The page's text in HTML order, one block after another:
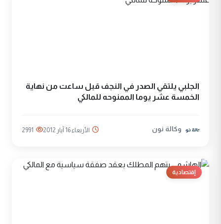
الجلبي يلتقي الصدر في النجف قبل ساعت من نهاية
الخمسة عشر يوما الممنوحه للمالكي
وكالة نون الأربعاء 16 آيار 2012 2991
إقتصادية